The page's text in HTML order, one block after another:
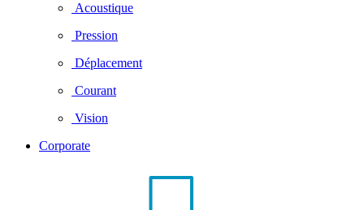
Acoustique
Pression
Déplacement
Courant
Vision
Corporate